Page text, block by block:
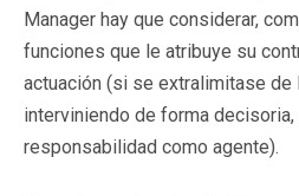
Manager hay que considerar,
funciones que le atribuye su
actuación (si se extralimitase
interviniendo de forma decisoria,
responsabilidad como agente).